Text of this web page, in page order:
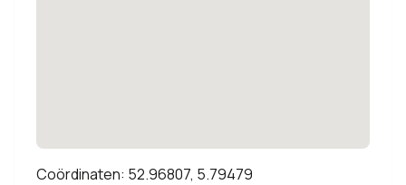
Coördinaten: 52.96807, 5.79479